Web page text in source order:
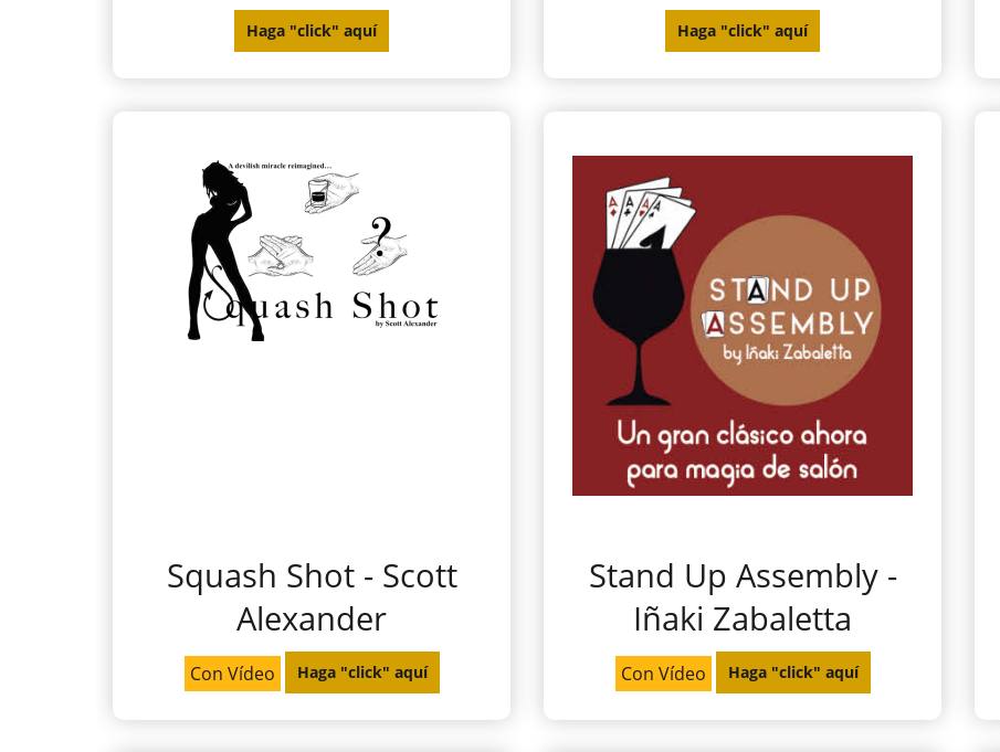
Haga "click" aquí Haga "click" aquí
Squash Shot - Scott
Alexander
Con Vídeo Haga "click" aquí
Stand Up Assembly -
Iñaki Zabaletta
Con Vídeo Haga "click" aquí